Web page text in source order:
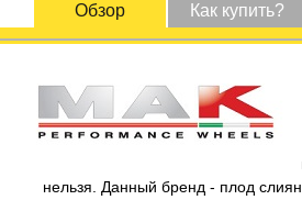
Обзор Как купить?
нельзя. Данный бренд - плод